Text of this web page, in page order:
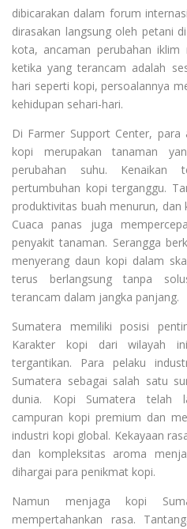
dibicarakan dalam forum
dirasakan langsung oleh petani
kota, ancaman perubahan
ketika yang terancam adalah
hari seperti kopi, persoalannya
kehidupan sehari-hari.
Di Farmer Support Center,
kopi merupakan tanaman
perubahan suhu. Kenaikan
pertumbuhan kopi terganggu.
produktivitas buah menurun,
Cuaca panas juga
penyakit tanaman. Serangga
menyerang daun kopi dalam
terus berlangsung tanpa
terancam dalam jangka panjang.
Sumatera memiliki posisi
Karakter kopi dari wilayah
tergantikan. Para pelaku
Sumatera sebagai salah satu
dunia. Kopi Sumatera telah
campuran kopi premium dan
industri kopi global. Kekayaan
dan kompleksitas aroma
dihargai para penikmat kopi.
Namun menjaga kopi
mempertahankan rasa.